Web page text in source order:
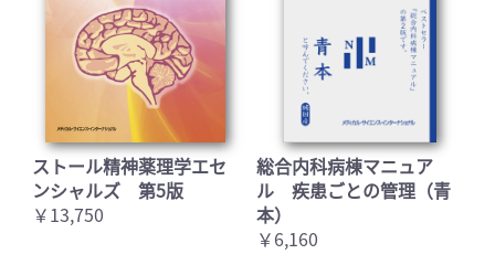
ストール精神薬理学エセ
ンシャルズ 第5版
￥13,750
総合内科病棟マニュア
ル 疾患ごとの管理（青
本）
￥6,160